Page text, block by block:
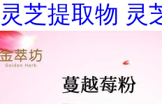
灵芝提取物 灵